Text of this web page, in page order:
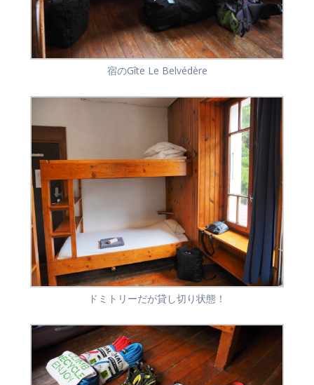
宿のGîte Le Belvédère
ドミトリーだが貸し切り状態！